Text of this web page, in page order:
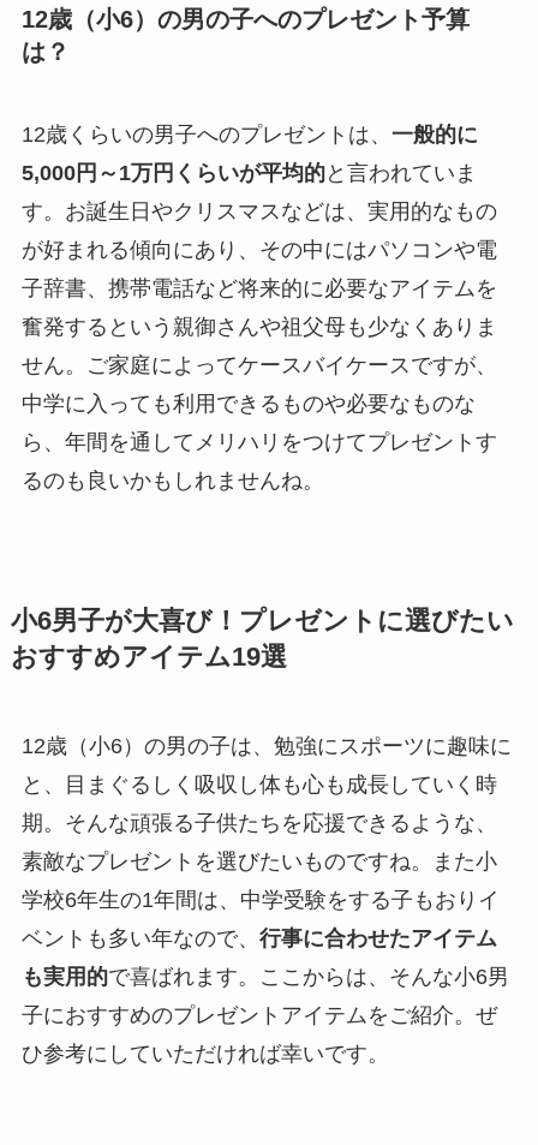
12歳（小6）の男の子へのプレゼント予算
は？
12歳くらいの男子へのプレゼントは、 一般的に
5,000円～1万円くらいが平均的と言われていま
す。お誕生日やクリスマスなどは、実用的なもの
が好まれる傾向にあり、その中にはパソコンや電
子辞書、携帯電話など将来的に必要なアイテムを
奮発するという親御さんや祖父母も少なくありま
せん。ご家庭によってケースバイケースですが、
中学に入っても利用できるものや必要なものな
ら、年間を通してメリハリをつけてプレゼントす
るのも良いかもしれませんね。
小6男子が大喜び！プレゼントに選びたい
おすすめアイテム19選
12歳（小6）の男の子は、勉強にスポーツに趣味に
と、目まぐるしく吸収し体も心も成長していく時
期。そんな頑張る子供たちを応援できるような、
素敵なプレゼントを選びたいものですね。また小
学校6年生の1年間は、中学受験をする子もおりイ
ベントも多い年なので、 行事に合わせたアイテム
も実用的で喜ばれます。ここからは、そんな小6男
子におすすめのプレゼントアイテムをご紹介。ぜ
ひ参考にしていただければ幸いです。